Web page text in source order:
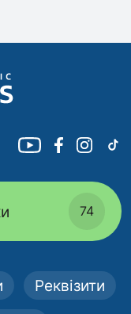
74
Реквізити